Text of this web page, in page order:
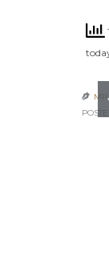
 MR